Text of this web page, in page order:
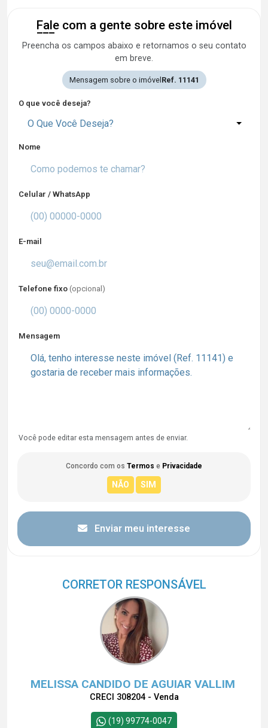
Fale com a gente sobre este imóvel
Preencha os campos abaixo e retornamos o seu contato
em breve.
Mensagem sobre o imóvel Ref. 11141
O que você deseja?
O Que Você Deseja?
Nome
Celular / WhatsApp
E-mail
Telefone fixo (opcional)
Mensagem
Você pode editar esta mensagem antes de enviar.
Concordo com os Termos e Privacidade
Enviar meu interesse
CORRETOR RESPONSÁVEL
MELISSA CANDIDO DE AGUIAR VALLIM
CRECI 308204 - Venda
(19) 99774-0047